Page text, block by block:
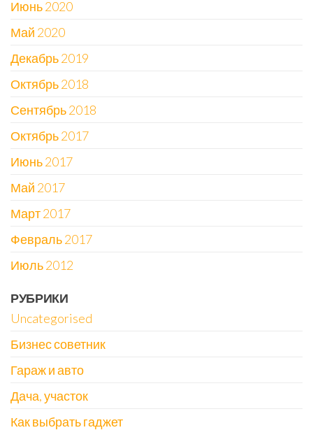
Июнь 2020
Май 2020
Декабрь 2019
Октябрь 2018
Сентябрь 2018
Октябрь 2017
Июнь 2017
Май 2017
Март 2017
Февраль 2017
Июль 2012
РУБРИКИ
Uncategorised
Бизнес советник
Гараж и авто
Дача, участок
Как выбрать гаджет